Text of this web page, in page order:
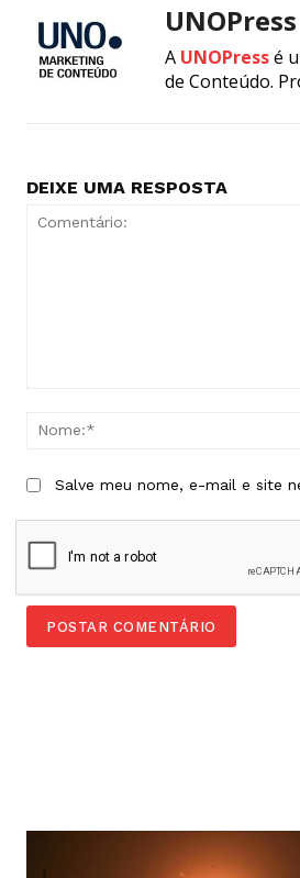
UNOPress
A UNOPressé
de Conteúdo.
DEIXE UMA RESPOSTA
Salve meu nome, e-mail e site